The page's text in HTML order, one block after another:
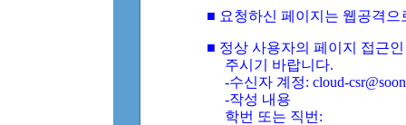
■ 요청하신 페이지는 웹공격
■ 정상 사용자의 페이지 접근
주시기 바랍니다.
-수신자 계정: cloud-
-작성 내용
학번 또는 직번: